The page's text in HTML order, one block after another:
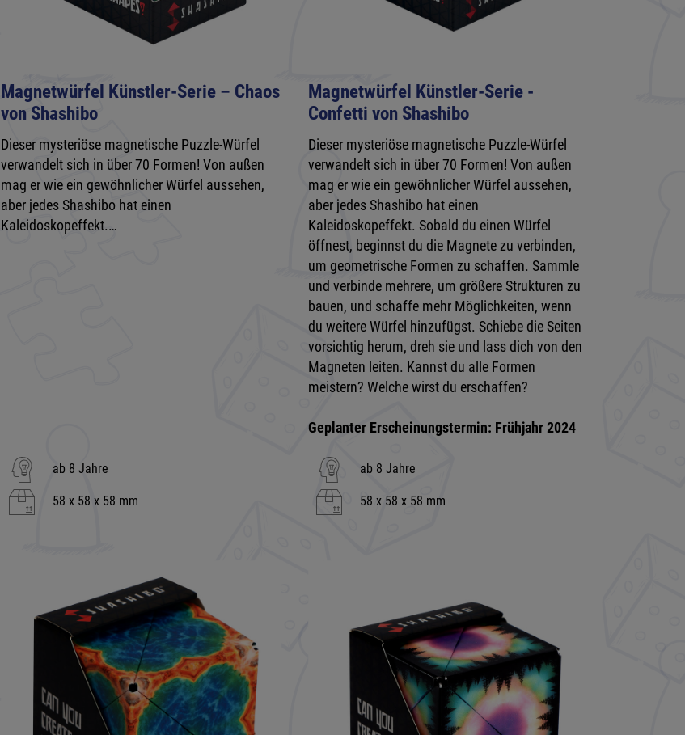
Magnetwürfel Künstler-Serie – Chaos
von Shashibo
Dieser mysteriöse magnetische Puzzle-Würfel
verwandelt sich in über 70 Formen! Von außen
mag er wie ein gewöhnlicher Würfel aussehen,
aber jedes Shashibo hat einen
Kaleidoskopeffekt.…
ab 8 Jahre
58 x 58 x 58 mm
Magnetwürfel Künstler-Serie -
Confetti von Shashibo
Dieser mysteriöse magnetische Puzzle-Würfel
verwandelt sich in über 70 Formen! Von außen
mag er wie ein gewöhnlicher Würfel aussehen,
aber jedes Shashibo hat einen
Kaleidoskopeffekt. Sobald du einen Würfel
öffnest, beginnst du die Magnete zu verbinden,
um geometrische Formen zu schaffen. Sammle
und verbinde mehrere, um größere Strukturen zu
bauen, und schaffe mehr Möglichkeiten, wenn
du weitere Würfel hinzufügst. Schiebe die Seiten
vorsichtig herum, dreh sie und lass dich von den
Magneten leiten. Kannst du alle Formen
meistern? Welche wirst du erschaffen?
Geplanter Erscheinungstermin: Frühjahr 2024
ab 8 Jahre
58 x 58 x 58 mm